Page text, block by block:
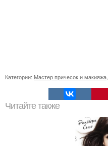
Категории: Мастер причесок и макияжа,
Читайте также